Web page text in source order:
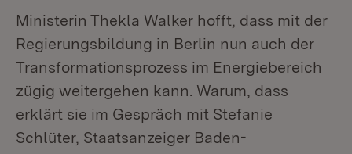
Ministerin Thekla Walker hofft, dass mit der
Regierungsbildung in Berlin nun auch der
Transformationsprozess im Energiebereich
zügig weitergehen kann. Warum, dass
erklärt sie im Gespräch mit Stefanie
Schlüter, Staatsanzeiger Baden-